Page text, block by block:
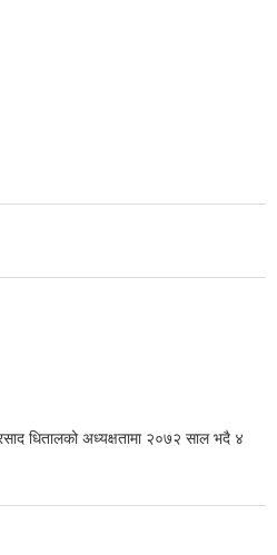
धितालको अध्यक्षतामा २०७२ साल भदै ४